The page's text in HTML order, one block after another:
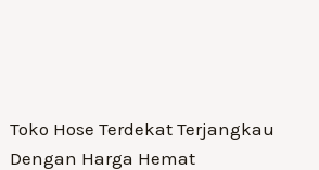
Toko Hose Terdekat Terjangkau
Dengan Harga Hemat